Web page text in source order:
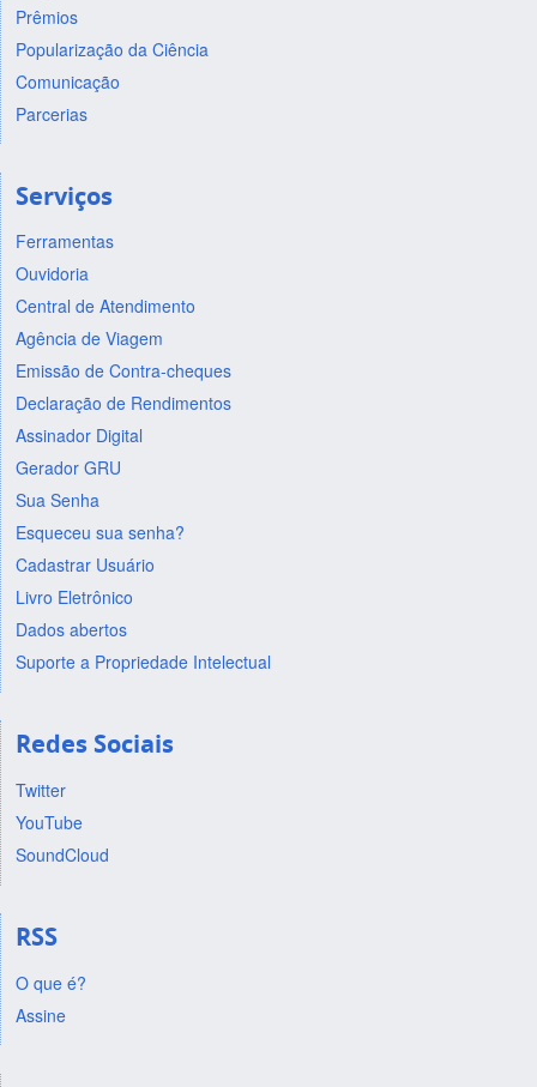
Prêmios
Popularização da Ciência
Comunicação
Parcerias
Serviços
Ferramentas
Ouvidoria
Central de Atendimento
Agência de Viagem
Emissão de Contra-cheques
Declaração de Rendimentos
Assinador Digital
Gerador GRU
Sua Senha
Esqueceu sua senha?
Cadastrar Usuário
Livro Eletrônico
Dados abertos
Suporte a Propriedade Intelectual
Redes Sociais
Twitter
YouTube
SoundCloud
RSS
O que é?
Assine